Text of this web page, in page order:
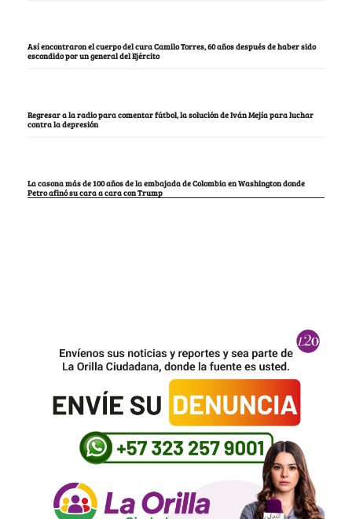
Así encontraron el cuerpo del cura Camilo Torres, 60 años después de haber sido
escondido por un general del Ejército
Regresar a la radio para comentar fútbol, la solución de Iván Mejía para luchar
contra la depresión
La casona más de 100 años de la embajada de Colombia en Washington donde
Petro afinó su cara a cara con Trump